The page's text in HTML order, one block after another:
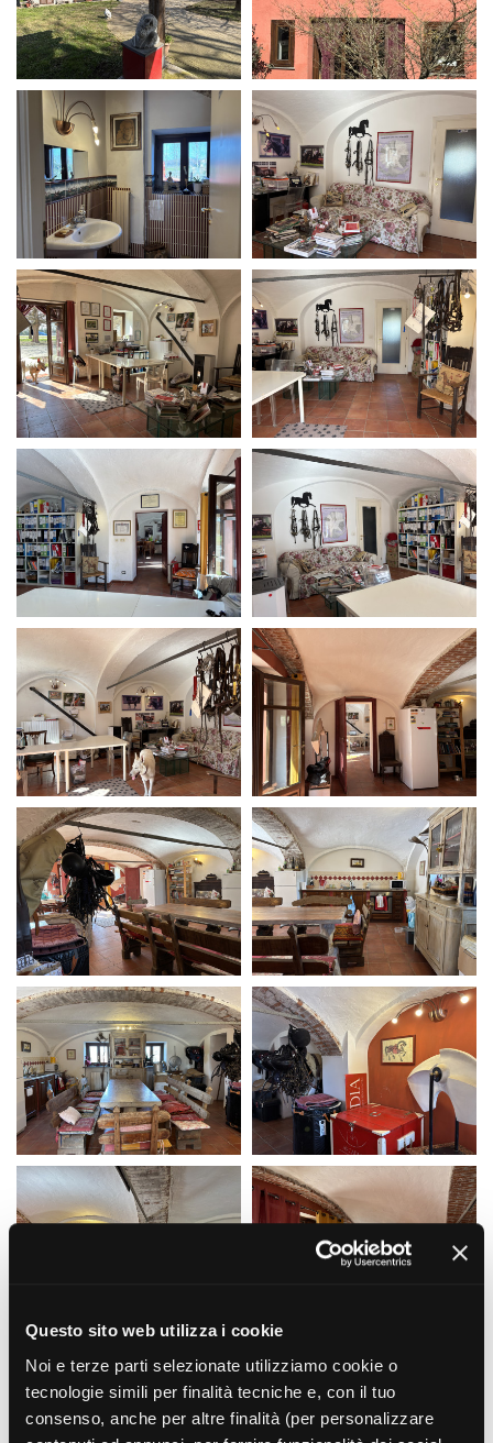
Questo sito web utilizza i cookie
Noi e terze parti selezionate utilizziamo cookie o
tecnologie simili per finalità tecniche e, con il tuo
consenso, anche per altre finalità (per personalizzare
PRODUCTION GUIDE
Società di produzione
Strutture di servizio
Professionisti
Attrici-Attori
Beginners
LOCATION GUIDE
FILM DATABASE
BOOK DATABASE
NEWS
CASTING
David di Donatello
Nastri d’Argento
Premio Solinas
STRUMENTI
Location - Accedi al tuo
profilo
Location - Nuovo utente
Newsletter
Lavora con noi
Stage - Tirocini - Scuola e
Lavoro
Elenco Operatori Economici
per affidamento lavori in
economia
Amministrazione trasparente
Bandi e gare
Contatti
Whistleblowing
Credits